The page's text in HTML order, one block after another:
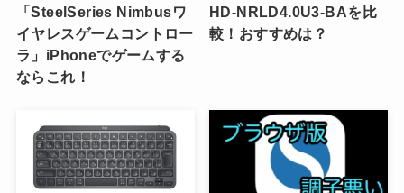
「SteelSeries Nimbusワ
イヤレスゲームコントロー
ラ」iPhoneでゲームする
ならこれ！
HD-NRLD4.0U3-BAを比
較！おすすめは？